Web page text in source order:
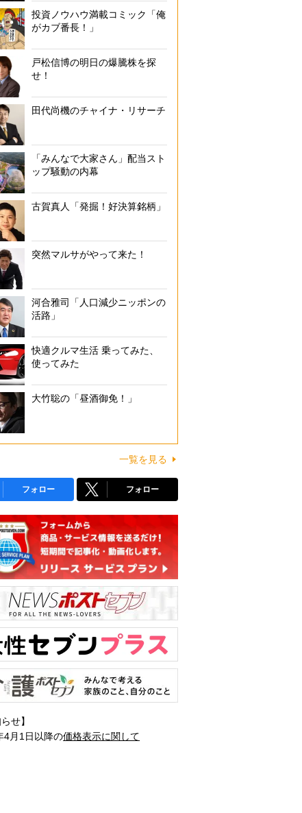
投資ノウハウ満載コミック「俺
がカブ番長！」
戸松信博の明日の爆騰株を探
せ！
田代尚機のチャイナ・リサーチ
「みんなで大家さん」配当スト
ップ騒動の内幕
古賀真人「発掘！好決算銘柄」
突然マルサがやって来た！
河合雅司「人口減少ニッポンの
活路」
快適クルマ生活 乗ってみた、
使ってみた
大竹聡の「昼酒御免！」
一覧を見る
フォロー フォロー
せ】
4月1日以降の価格表示に関して